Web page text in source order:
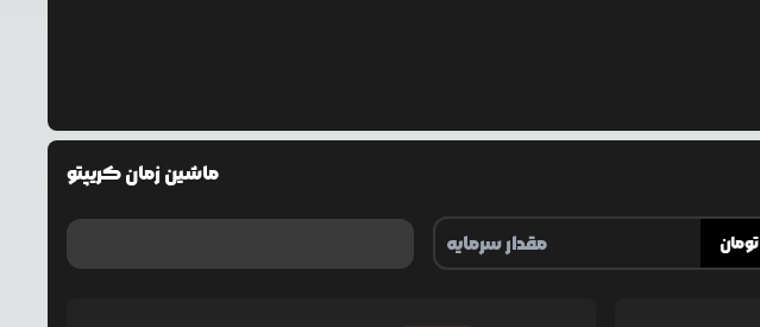
ماشین زمان کریپتو
تومان